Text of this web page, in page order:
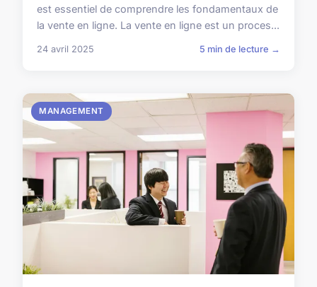
est essentiel de comprendre les fondamentaux de
la vente en ligne. La vente en ligne est un proces...
24 avril 2025 5 min de lecture →
MANAGEMENT